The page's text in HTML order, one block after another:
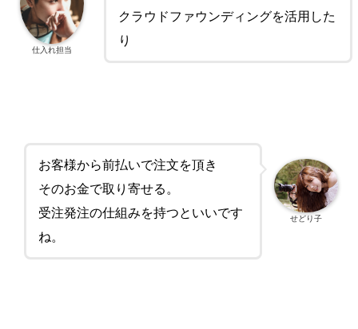
クラウドファウンディングを活用した
り
仕入れ担当
お客様から前払いで注文を頂き
そのお金で取り寄せる。
受注発注の仕組みを持つといいです
ね。
せどり子